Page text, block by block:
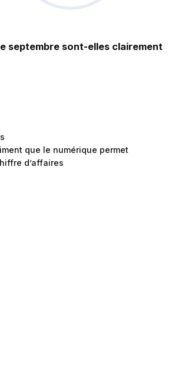
septembre sont-elles clairement
que le numérique permet
d’affaires